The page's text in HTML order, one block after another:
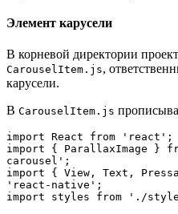
Элемент карусели
В корневой директории
CarouselItem.js,
карусели.
В CarouselItem.js
import React from 'react';
import { ParallaxImage }
carousel';
import { View, Text,
'react-native';
import styles from './